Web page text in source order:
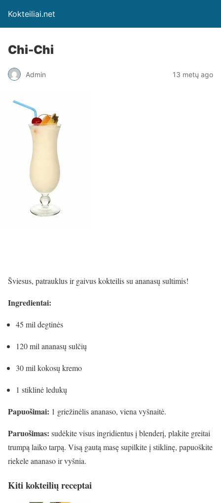
Kokteiliai.net
Chi-Chi
Admin 13 metų ago
Šviesus, patrauklus ir gaivus kokteilis su ananasų sultimis!
Ingredientai:
45 mil degtinės
120 mil ananasų sulčių
30 mil kokosų kremo
1 stiklinė ledukų
Papuošimai: 1 griežinėlis ananaso, viena vyšnaitė.
Paruošimas: sudėkite visus ingridientus į blenderį, plakite greitai
trumpą laiko tarpą. Visą gautą masę supilkite į stiklinę, papuoškite
riekele ananaso ir vyšnia.
Kiti kokteilių receptai